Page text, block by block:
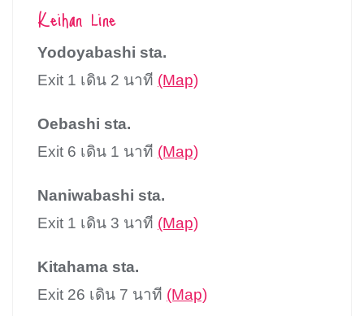
Keihan Line
Yodoyabashi sta.
Exit 1 เดิน 2 นาที (Map)
Oebashi sta.
Exit 6 เดิน 1 นาที (Map)
Naniwabashi sta.
Exit 1 เดิน 3 นาที (Map)
Kitahama sta.
Exit 26 เดิน 7 นาที (Map)